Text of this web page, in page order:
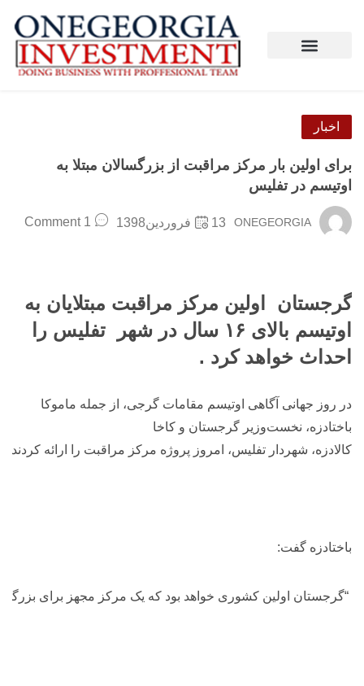
مرکز مراقبت از بزرگسالان مبتلا به
13فروردین1398 1 Comment
اولین مرکز مراقبت مبتلایان به
۱۶ سال در شهرتفلیس را
کرد.
اوتیسم مقامات گرجی، از جمله ماموکا
گرجستان وکاخا
تفلیس، امروز پروژه مرکز مراقبت راارائه کردند.
کشوری خواهد بود که یک مرکز مجهز برای بزرگسالان اوتیسمی